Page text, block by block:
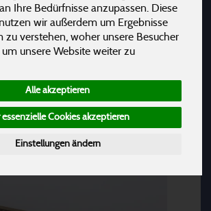
Ihre Bedürfnisse anzupassen. Diese
wir außerdem um Ergebnisse
zu verstehen, woher unsere Besucher
unsere Website weiter zu
Alle akzeptieren
essenzielle Cookies akzeptieren
Einstellungen ändern
Ernährung Allergene